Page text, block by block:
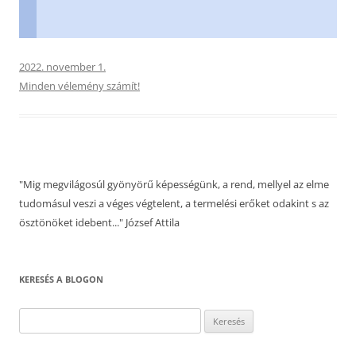
2022. november 1.
Minden vélemény számít!
"Mig megvilágosúl gyönyörű képességünk, a rend, mellyel az elme
tudomásul veszi a véges végtelent, a termelési erőket odakint s az
ösztönöket idebent..." József Attila
KERESÉS A BLOGON